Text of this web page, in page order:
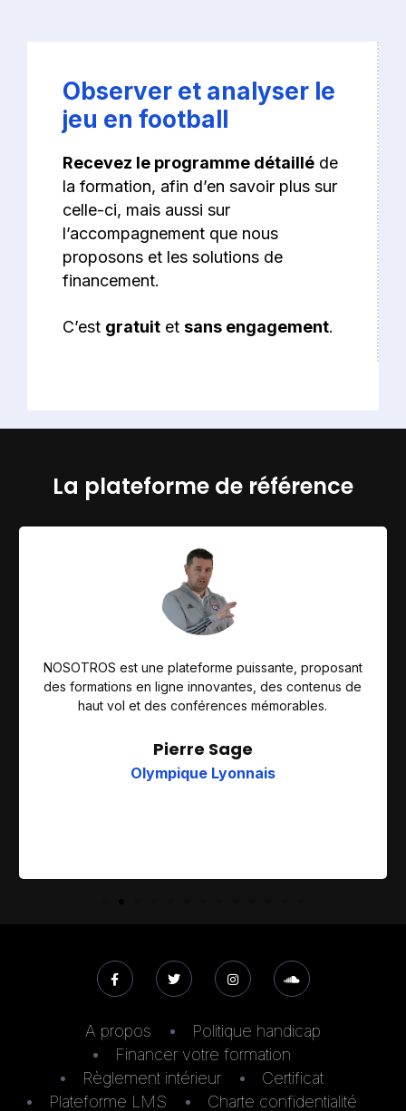
Observer et analyser le
jeu en football​
Recevez le programme détailléde
la formation, afin d’en savoir plus sur
celle-ci, mais aussi sur
l’accompagnement que nous
proposons et les solutions de
financement.
C’est gratuitet sans engagement.
La plateforme de référence
NOSOTROS est une plateforme puissante, proposant
des formations en ligne innovantes, des contenus de
haut vol et des conférences mémorables.
Pierre Sage
Olympique Lyonnais
A propos
Politique handicap
Financer votre formation
Règlement intérieur
Certificat
Plateforme LMS
Charte confidentialité